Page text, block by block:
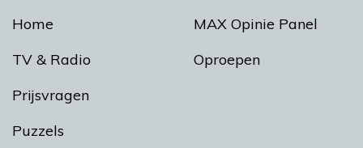
Home
TV & Radio
Prijsvragen
Puzzels
MAX Opinie Panel
Oproepen